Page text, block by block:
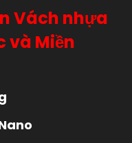
Vách nhựa
và Miền